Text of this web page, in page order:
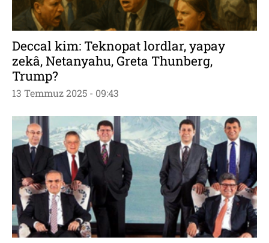
Deccal kim: Teknopat lordlar, yapay
zekâ, Netanyahu, Greta Thunberg,
Trump?
13 Temmuz 2025 - 09:43